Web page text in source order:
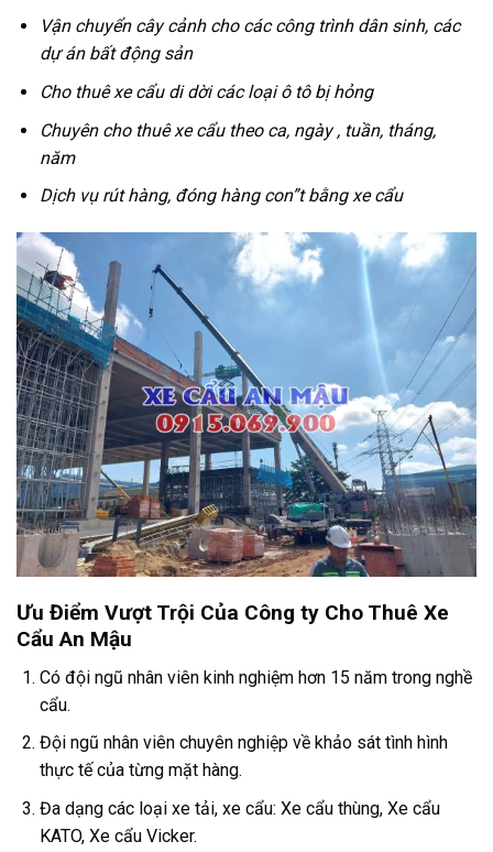
Vận chuyển cây cảnh cho các công trình dân sinh, các
dự án bất động sản
Cho thuê xe cẩu di dời các loại ô tô bị hỏng
Chuyên cho thuê xe cẩu theo ca, ngày , tuần, tháng,
năm
Dịch vụ rút hàng, đóng hàng con”t bằng xe cẩu
Ưu Điểm Vượt Trội Của Công ty Cho Thuê Xe
Cẩu An Mậu
Có đội ngũ nhân viên kinh nghiệm hơn 15 năm trong nghề
cẩu.
Đội ngũ nhân viên chuyên nghiệp về khảo sát tình hình
thực tế của từng mặt hàng.
Đa dạng các loại xe tải, xe cẩu: Xe cẩu thùng, Xe cẩu
KATO, Xe cẩu Vicker.